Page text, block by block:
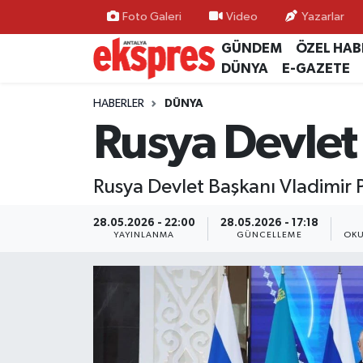
Foto Galeri Video Yazarlar
GÜNDEM ÖZEL
DÜNYA
E-GAZETE
HABERLER DÜNYA
Rusya
Rusya Devlet Başkanı
28.05.2026 - 22:00
YAYINLANMA
28.05.2026 - 17:18
GÜNCELLEME
ÖZEL HABER
GÜNDEM
YEREL GÜNDEM
EKONOMİ
KÜLTÜR - SANAT
Nöbetçi Eczaneler
Hava Durumu
Trafik Durumu
Süper Lig Puan Durumu ve Fikstür
Tüm Manşetler
Son Dakika Haberleri
Haber Arşivi